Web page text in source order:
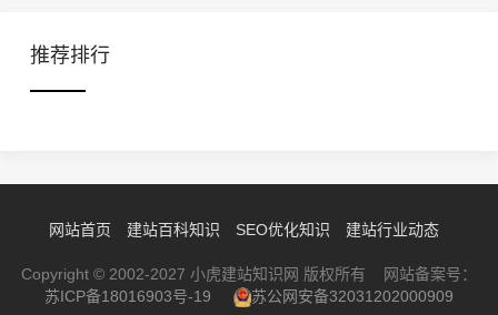
推荐排行
网站首页 建站百科知识 SEO优化知识 建站行业动态
Copyright © 2002-2027 小虎建站知识网 版权所有 网站备案号：
苏ICP备18016903号-19
苏公网安备32031202000909